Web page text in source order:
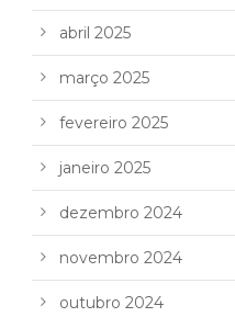
abril 2025
março 2025
fevereiro 2025
janeiro 2025
dezembro 2024
novembro 2024
outubro 2024